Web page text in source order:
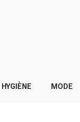
HYGIÈNE MODE